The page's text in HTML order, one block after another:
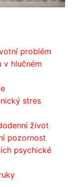
problém
v hlučném
stres
život
pozornost
psychické